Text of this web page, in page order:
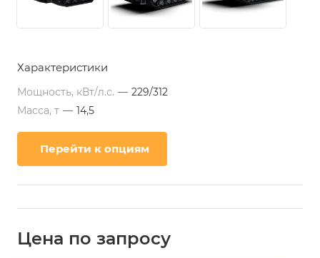
Характеристики
Мощность, кВт/л.с. — 229/312
Масса, т — 14,5
Перейти к опциям
Цена по запросу